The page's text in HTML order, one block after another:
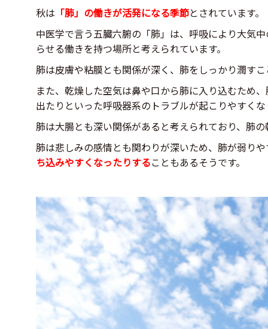
秋は 「肺」の働きが活発になる季節とされています。
中医学で言う五臓六腑の「肺」は、呼吸により大気
らせる働きを持つ場所と考えられています。
肺は皮膚や粘膜とも関係が深く、肺をしっかり潤す
また、乾燥した空気は鼻や口から肺に入り込むため
出たりといった呼吸器系のトラブルが起こりやすくな
肺は大腸とも深い関係があると考えられており、肺
肺は悲しみの感情とも関わりが深いため、肺が弱り
ち込みやすくなったりすることもあるそうです。